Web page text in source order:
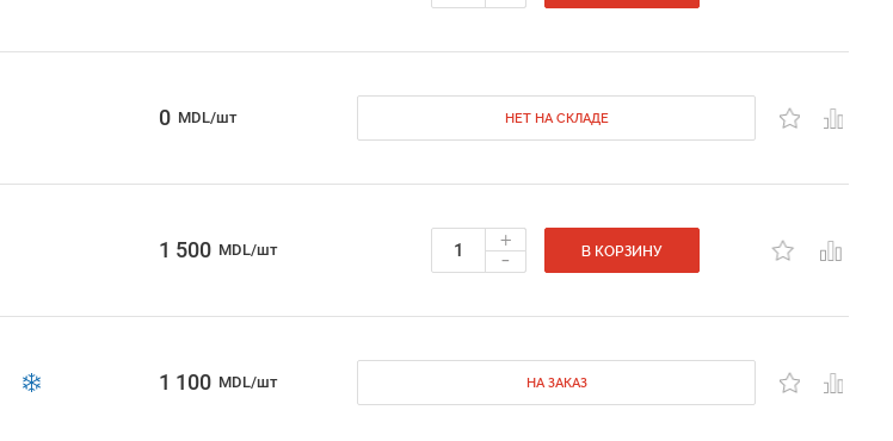
0 MDL/шт НЕТ НА СКЛАДЕ
1 500 MDL/шт +
- В КОРЗИНУ
1 100 MDL/шт НА ЗАКАЗ